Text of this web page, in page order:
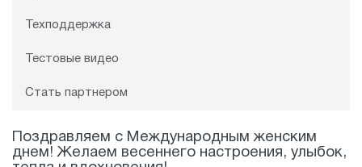
Техподдержка
Тестовые видео
Стать партнером
Поздравляем с Международным женским
днем! Желаем весеннего настроения, улыбок,